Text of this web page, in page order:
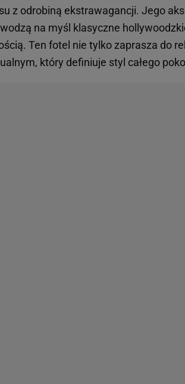
z odrobiną ekstrawagancji. Jego
na myśl klasyczne
Ten fotel nie tylko zaprasza do
który definiuje styl całego